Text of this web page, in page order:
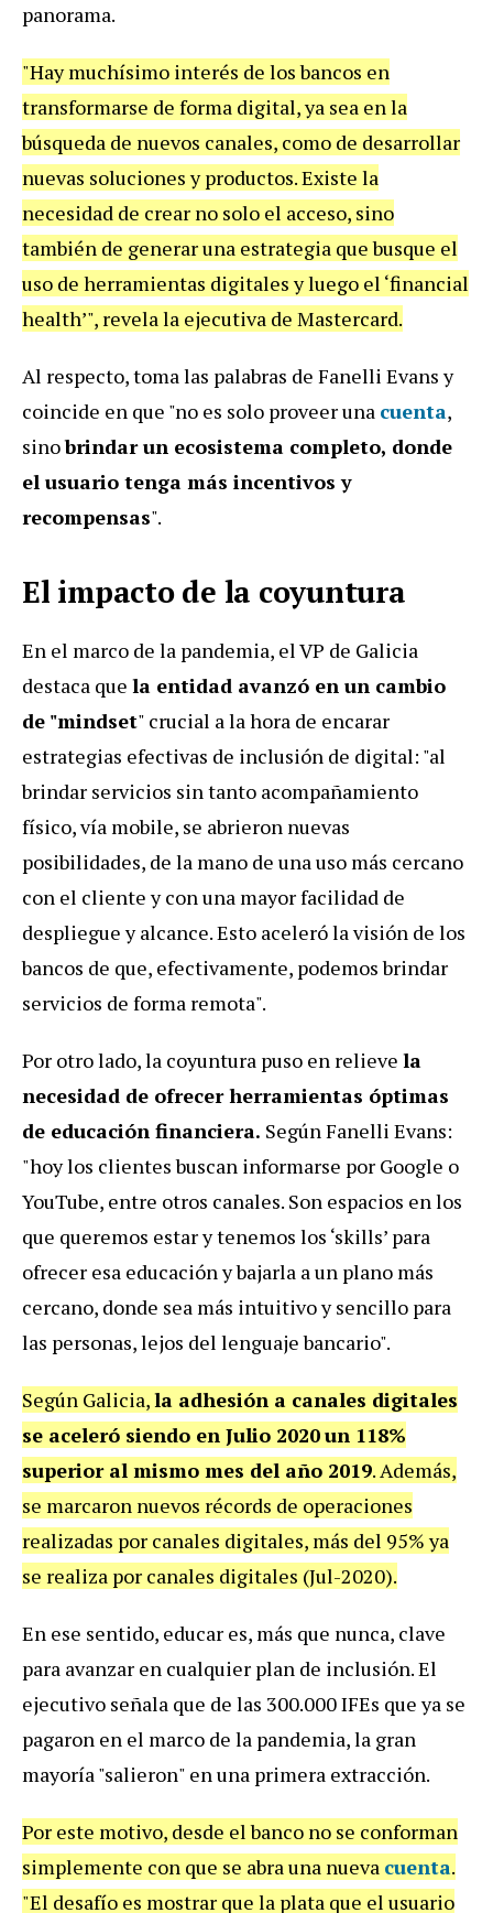
panorama.
"Hay muchísimo interés de los bancos en
transformarse de forma digital, ya sea en la
búsqueda de nuevos canales, como de desarrollar
nuevas soluciones y productos. Existe la
necesidad de crear no solo el acceso, sino
también de generar una estrategia que busque el
uso de herramientas digitales y luego el ‘financial
health’", revela la ejecutiva de Mastercard.
Al respecto, toma las palabras de Fanelli Evans y
coincide en que "no es solo proveer una cuenta,
sinobrindar un ecosistema completo, donde
el usuario tenga más incentivos y
recompensas".
El impacto de la coyuntura
En el marco de la pandemia, el VP de Galicia
destaca que la entidad avanzó en un cambio
de "mindset" crucial a la hora de encarar
estrategias efectivas de inclusión de digital: "al
brindar servicios sin tanto acompañamiento
físico, vía mobile, se abrieron nuevas
posibilidades, de la mano de una uso más cercano
con el cliente y con una mayor facilidad de
despliegue y alcance. Esto aceleró la visión de los
bancos de que, efectivamente, podemos brindar
servicios de forma remota".
Por otro lado, la coyuntura puso en relieve la
necesidad de ofrecer herramientas óptimas
de educación financiera. Según Fanelli Evans:
"hoy los clientes buscan informarse por Google o
YouTube, entre otros canales. Son espacios en los
que queremos estar y tenemos los ‘skills’ para
ofrecer esa educación y bajarla a un plano más
cercano, donde sea más intuitivo y sencillo para
las personas, lejos del lenguaje bancario".
Según Galicia,la adhesión a canales digitales
se aceleró siendo en Julio 2020un 118%
superior al mismo mes del año 2019. Además,
se marcaron nuevos récords de operaciones
realizadas por canales digitales, más del 95% ya
se realiza por canales digitales (Jul-2020).
En ese sentido, educar es, más que nunca, clave
para avanzar en cualquier plan de inclusión. El
ejecutivo señala que de las 300.000 IFEs que ya se
pagaron en el marco de la pandemia, la gran
mayoría "salieron" en una primera extracción.
Por este motivo, desde el banco no se conforman
simplemente con que se abra una nueva cuenta.
"El desafío es mostrar que la plata que el usuario